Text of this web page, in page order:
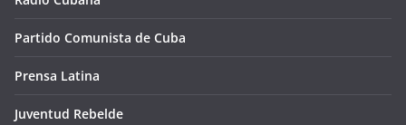
Partido Comunista de Cuba
Prensa Latina
Juventud Rebelde